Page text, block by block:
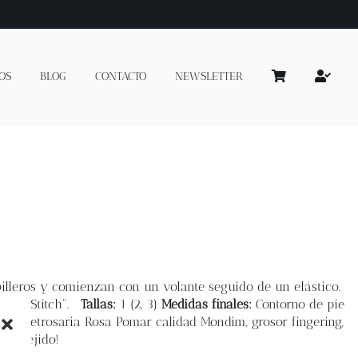
BLOG CONTACTO NEWSLETTER
y comienzan con un volante seguido de un elástico.
Stitch". Tallas: 1 (2, 3) Medidas finales: Contorno de pie
Retrosaria Rosa Pomar calidad Mondim, grosor fingering,
tejido!